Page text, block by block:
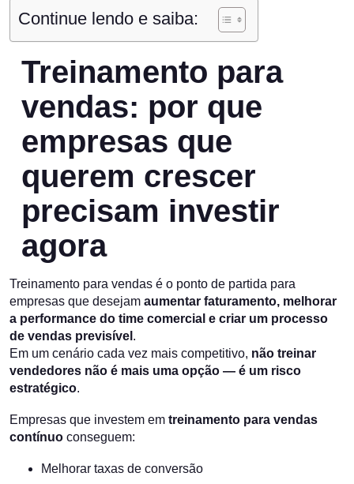
Continue lendo e saiba:
Treinamento para
vendas: por que
empresas que
querem crescer
precisam investir
agora
Treinamento para vendas é o ponto de partida para
empresas que desejam aumentar faturamento, melhorar
a performance do time comercial e criar um processo
de vendas previsível .
Em um cenário cada vez mais competitivo, não treinar
vendedores não é mais uma opção — é um risco
estratégico.
Empresas que investem em treinamento para vendas
contínuo conseguem:
Melhorar taxas de conversão